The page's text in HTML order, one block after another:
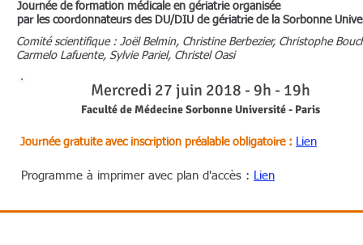
Journée de formation médicale en gériatrie organisée
par les coordonnateurs des DU/DIU de gériatrie de la Sorbonne
Mercredi 27 juin 2018 - 9h - 19h​
Faculté de Médecine Sorbonne Université - Paris
Comité scientifique : Joël Belmin, Christine Berbezier, Christophe
Carmelo Lafuente, Sylvie Pariel, Christel Oasi
Journée gratuite avec inscription préalable obligatoire : Lien
Programme à imprimer avec plan d'accès : Lien